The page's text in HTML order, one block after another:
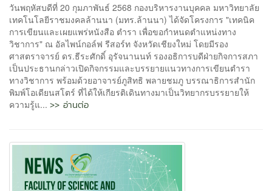
วันพฤหัสบดีที่ 20 กุมภาพันธ์ 2568 กองบริหารงานบุคคล มหาวิทยาลัย
เทคโนโลยีราชมงคลล้านนา (มทร.ล้านนา) ได้จัดโครงการ "เทคนิค
การเขียนและเผยแพร่หนังสือ ตำรา เพื่อขอกำหนดตำแหน่งทาง
วิชาการ" ณ อัลไพน์กอล์ฟ รีสอร์ท จังหวัดเชียงใหม่ โดยมีรอง
ศาสตราจารย์ ดร.ธีระศักดิ์ อุรัจนานนท์ รองอธิการบดีฝ่ายกิจการสภา
เป็นประธานกล่าวเปิดกิจกรรมและบรรยายแนวทางการเขียนตำรา
ทางวิชาการ พร้อมด้วยอาจารย์ภูสิทธิ พลายชมภู บรรณาธิการสำนัก
พิมพ์โอเดียนสโตร์ ที่ได้ให้เกียรติเดินทางมาเป็นวิทยากรบรรยายให้
ความรู้แ... >> อ่านต่อ